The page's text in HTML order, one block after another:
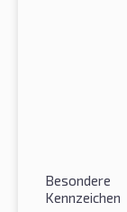
Besondere
Kennzeichen